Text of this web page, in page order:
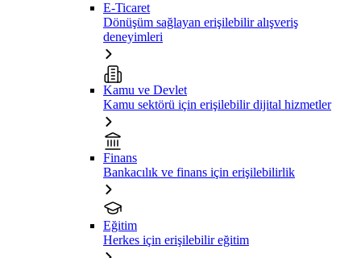
E-Ticaret
Dönüşüm sağlayan erişilebilir alışveriş
deneyimleri
Kamu ve Devlet
Kamu sektörü için erişilebilir dijital hizmetler
Finans
Bankacılık ve finans için erişilebilirlik
Eğitim
Herkes için erişilebilir eğitim